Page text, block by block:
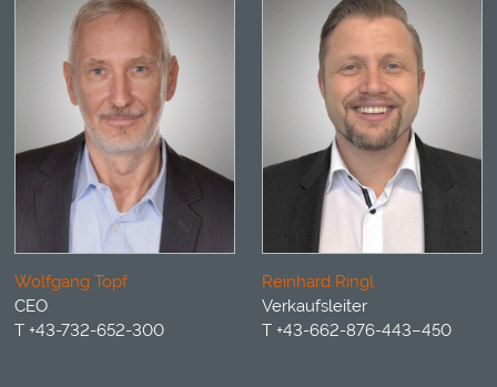
Wolfgang Topf
CEO
T +43-732-652-300
Reinhard Ringl
Verkaufsleiter
T +43-662-876-443–450